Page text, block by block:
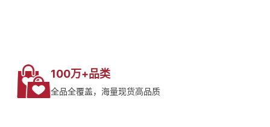
100万+品类
全品全覆盖，海量现货高品质